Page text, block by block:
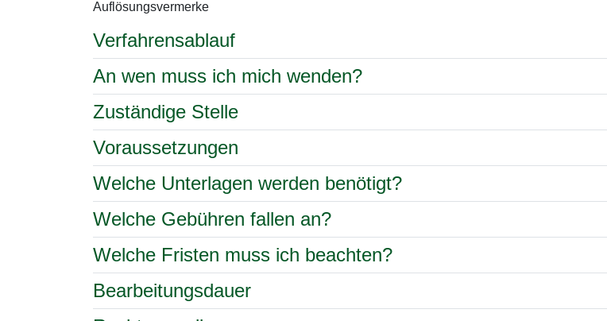
Auflösungsvermerke
Verfahrensablauf
An wen muss ich mich wenden?
Zuständige Stelle
Voraussetzungen
Welche Unterlagen werden benötigt?
Welche Gebühren fallen an?
Welche Fristen muss ich beachten?
Bearbeitungsdauer